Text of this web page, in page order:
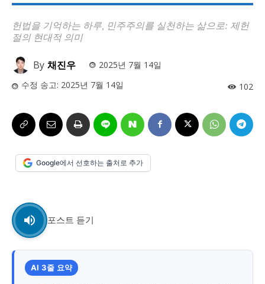
사설/칼럼
시 문학 (문학산책)
서울전역 인천지역 경기지역
강원지역
충청지역
세종지역 경상지역
전라지역
제주지역
부산/울산 대전지역
커뮤니티
자유게시판
사설/칼럼
시 문학 (문학산책)
서울전역 인천지역 경기지역 강원지역
충청지역 세종지역 경상지역
전라지역
제주지역
부산/울산 대전지역
커뮤니티
자유게시판
헌법을 기억하는 하루, 민주주의를 실천하는 삶으로: 제헌
절의 현대적 의미
By 채진우
2025년 7월 14일
102
수정 송고: 2025년 7월 14일
Google에서 선호하는 출처로 추가
포스트 듣기
AI 3줄 요약